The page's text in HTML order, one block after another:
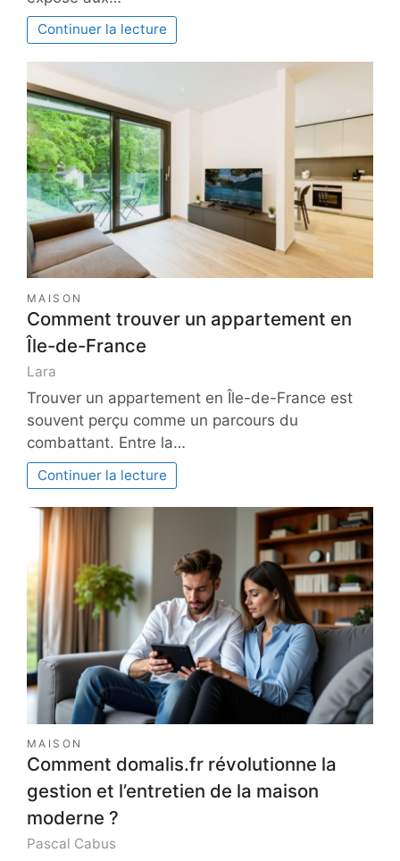
Continuer la lecture
MAISON
Comment trouver un appartement en
Île-de-France
Lara
Trouver un appartement en Île-de-France est
souvent perçu comme un parcours du
combattant. Entre la…
Continuer la lecture
MAISON
Comment domalis.fr révolutionne la
gestion et l’entretien de la maison
moderne ?
Pascal Cabus